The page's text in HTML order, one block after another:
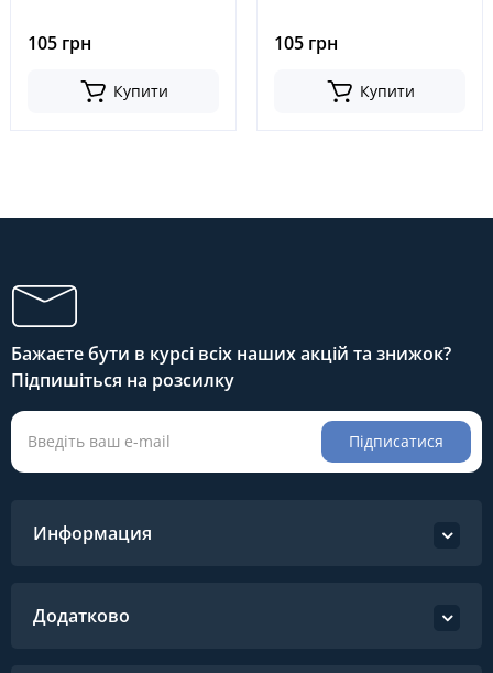
105 грн
Купити
105 грн
Купити
Бажаєте бути в курсі всіх наших акцій та знижок?
Підпишіться на розсилку
Підписатися
Информация
Додатково